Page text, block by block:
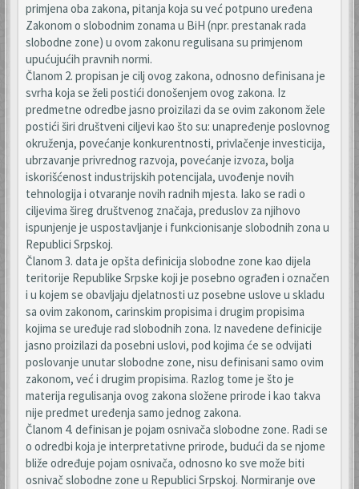
primjena oba zakona, pitanja koja su već potpuno uređena
Zakonom o slobodnim zonama u BiH (npr. prestanak rada
slobodne zone) u ovom zakonu regulisana su primjenom
upućujućih pravnih normi.
Članom 2. propisan je cilj ovog zakona, odnosno definisana je
svrha koja se želi postići donošenjem ovog zakona. Iz
predmetne odredbe jasno proizilazi da se ovim zakonom žele
postići širi društveni ciljevi kao što su: unapređenje poslovnog
okruženja, povećanje konkurentnosti, privlačenje investicija,
ubrzavanje privrednog razvoja, povećanje izvoza, bolja
iskorišćenost industrijskih potencijala, uvođenje novih
tehnologija i otvaranje novih radnih mjesta. Iako se radi o
ciljevima šireg društvenog značaja, preduslov za njihovo
ispunjenje je uspostavljanje i funkcionisanje slobodnih zona u
Republici Srpskoj.
Članom 3. data je opšta definicija slobodne zone kao dijela
teritorije Republike Srpske koji je posebno ograđen i označen
i u kojem se obavljaju djelatnosti uz posebne uslove u skladu
sa ovim zakonom, carinskim propisima i drugim propisima
kojima se uređuje rad slobodnih zona. Iz navedene definicije
jasno proizilazi da posebni uslovi, pod kojima će se odvijati
poslovanje unutar slobodne zone, nisu definisani samo ovim
zakonom, već i drugim propisima. Razlog tome je što je
materija regulisanja ovog zakona složene prirode i kao takva
nije predmet uređenja samo jednog zakona.
Članom 4. definisan je pojam osnivača slobodne zone. Radi se
o odredbi koja je interpretativne prirode, budući da se njome
bliže određuje pojam osnivača, odnosno ko sve može biti
osnivač slobodne zone u Republici Srpskoj. Normiranje ove